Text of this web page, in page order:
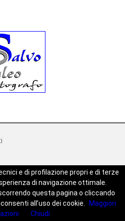
soc.coop - P.Iva:
è una testata registrata - Aut. del
05/2023 - Direttore Responsabile
Mt-Web Agency
e di profilazione propri e di terze
di navigazione ottimale.
questa pagina o cliccando
all’uso dei cookie.
Maggiori
Chiudi